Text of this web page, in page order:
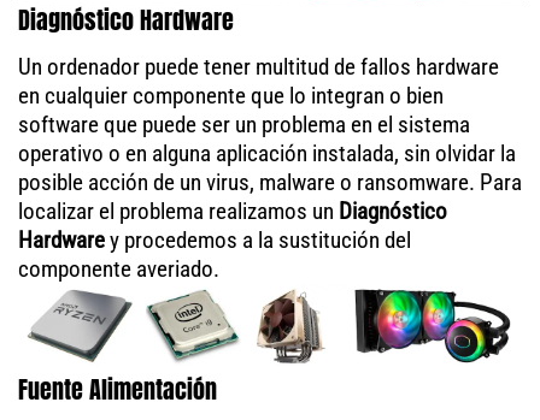
Diagnóstico Hardware
Un ordenador puede tener multitud de fallos hardware
en cualquier componente que lo integran o bien
software que puede ser un problema en el sistema
operativo o en alguna aplicación instalada, sin olvidar la
posible acción de un virus, malware o ransomware. Para
localizar el problema realizamos un Diagnóstico
Hardwarey procedemos a la sustitución del
componente averiado.
Fuente Alimentación